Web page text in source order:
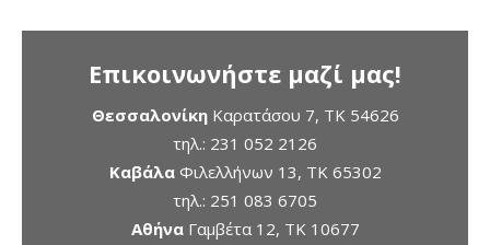
Επικοινωνήστε μαζί μας!
ΘεσσαλονίκηΚαρατάσου 7, TK 54626
τηλ.: 231 052 2126
ΚαβάλαΦιλελλήνων 13, ΤΚ 65302
τηλ.: 251 083 6705
ΑθήναΓαμβέτα 12, ΤΚ 10677